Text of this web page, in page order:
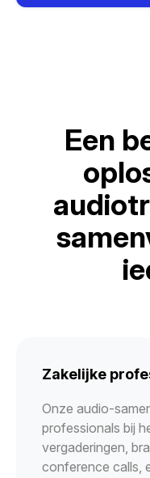
Een
Zakelijke
Onze audio-
professionals bij
vergaderingen,
conference calls,